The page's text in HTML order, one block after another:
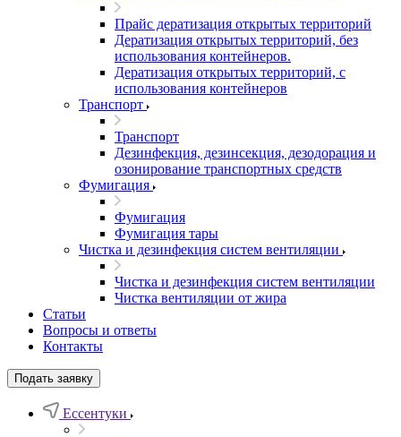
Прайс дератизация открытых территорий
Дератизация открытых территорий, без
использования контейнеров.
Дератизация открытых территорий, с
использования контейнеров
Транспорт
Транспорт
Дезинфекция, дезинсекция, дезодорация и
озонирование транспортных средств
Фумигация
Фумигация
Фумигация тары
Чистка и дезинфекция систем вентиляции
Чистка и дезинфекция систем вентиляции
Чистка вентиляции от жира
Статьи
Вопросы и ответы
Контакты
Подать заявку
Ессентуки